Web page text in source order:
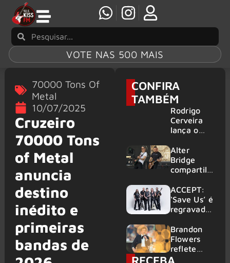
VOTE NAS 500 MAIS
70000 Tons Of
Metal
10/07/2025
Cruzeiro
70000 Tons
of Metal
anuncia
destino
inédito e
primeiras
bandas de
CONFIRA
TAMBÉM
Rodrigo
Cerveira
lança o
Searcher”
Alter
Bridge
compartilh
vivo de
“Fortress”
gravada
am Ring
2026
ACCEPT:
‘Save Us’ é
regravada
membros
do GHOST
e KORN
Brandon
Flowers
reflete
sobre o